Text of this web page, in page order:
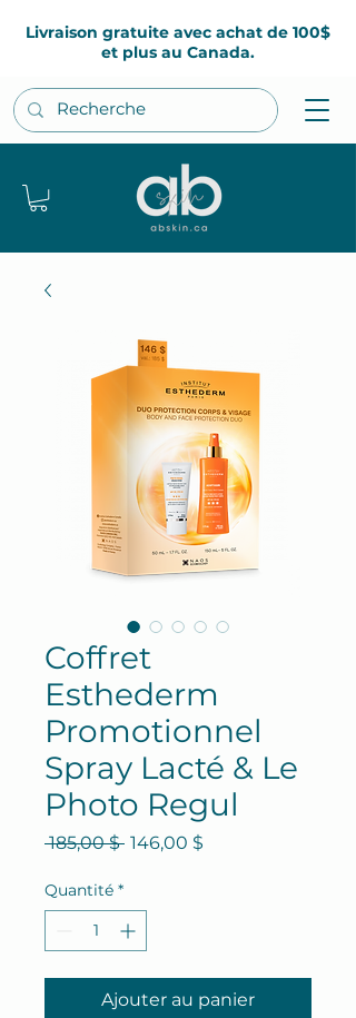
Livraison gratuite avec achat de 100$
et plus au Canada.
Coffret
Esthederm
Promotionnel
Spray Lacté & Le
Photo Regul
185,00 $ Prix original
146,00 $
Quantité *
Ajouter au panier